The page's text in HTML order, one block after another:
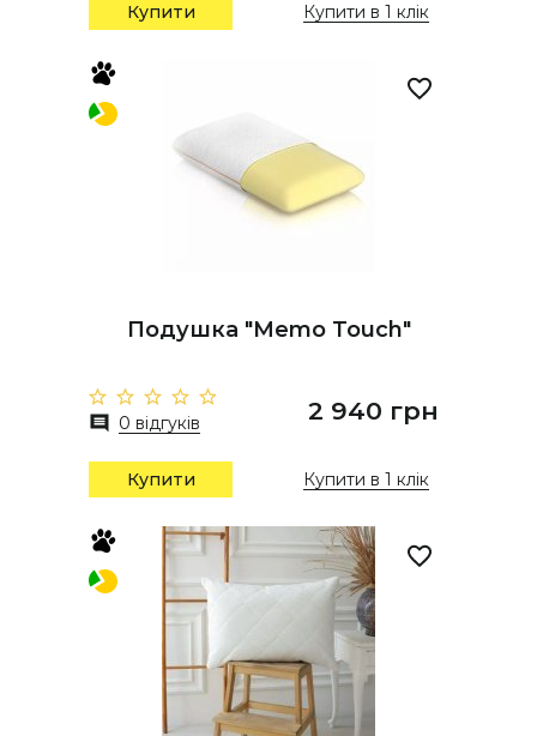
Купити Купити в 1 клік
Подушка "Memo Touch"
0 відгуків 2 940 грн
Купити Купити в 1 клік